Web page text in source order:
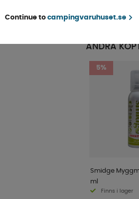
ANDRA
5%
Smidge
ml
Finns i lager
Continue to campingvaruhuset.se